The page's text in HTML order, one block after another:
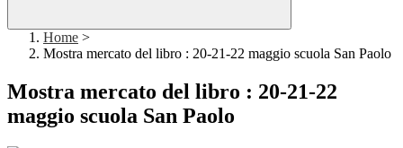
Home >
Mostra mercato del libro : 20-21-22 maggio scuola San Paolo
Mostra mercato del libro : 20-21-22
maggio scuola San Paolo